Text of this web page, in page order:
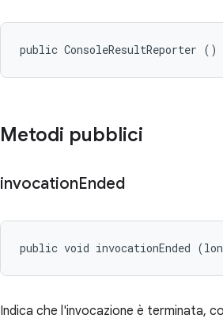
public ConsoleResultReporter ()
Metodi pubblici
invocationEnded
public void invocationEnded
Indica che l'invocazione è terminata,